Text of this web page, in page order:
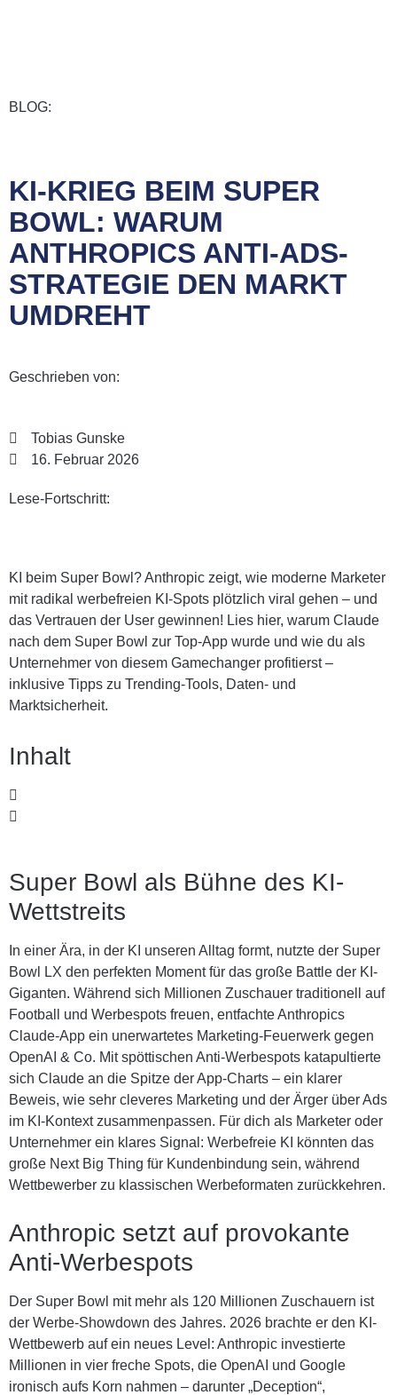
BLOG:
KI-KRIEG BEIM SUPER
BOWL: WARUM
ANTHROPICS ANTI-ADS-
STRATEGIE DEN MARKT
UMDREHT
Geschrieben von:
Tobias Gunske
16. Februar 2026
Lese-Fortschritt:
KI beim Super Bowl? Anthropic zeigt, wie moderne Marketer
mit radikal werbefreien KI-Spots plötzlich viral gehen – und
das Vertrauen der User gewinnen! Lies hier, warum Claude
nach dem Super Bowl zur Top-App wurde und wie du als
Unternehmer von diesem Gamechanger profitierst –
inklusive Tipps zu Trending-Tools, Daten- und
Marktsicherheit.
Inhalt
Super Bowl als Bühne des KI-
Wettstreits
In einer Ära, in der KI unseren Alltag formt, nutzte der Super
Bowl LX den perfekten Moment für das große Battle der KI-
Giganten. Während sich Millionen Zuschauer traditionell auf
Football und Werbespots freuen, entfachte Anthropics
Claude-App ein unerwartetes Marketing-Feuerwerk gegen
OpenAI & Co. Mit spöttischen Anti-Werbespots katapultierte
sich Claude an die Spitze der App-Charts – ein klarer
Beweis, wie sehr cleveres Marketing und der Ärger über Ads
im KI-Kontext zusammenpassen. Für dich als Marketer oder
Unternehmer ein klares Signal: Werbefreie KI könnten das
große Next Big Thing für Kundenbindung sein, während
Wettbewerber zu klassischen Werbeformaten zurückkehren.
Anthropic setzt auf provokante
Anti-Werbespots
Der Super Bowl mit mehr als 120 Millionen Zuschauern ist
der Werbe-Showdown des Jahres. 2026 brachte er den KI-
Wettbewerb auf ein neues Level: Anthropic investierte
Millionen in vier freche Spots, die OpenAI und Google
ironisch aufs Korn nahmen – darunter „Deception“,